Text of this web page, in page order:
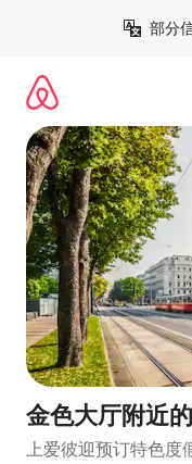
部分
金色大厅附近
上爱彼迎预订特色度